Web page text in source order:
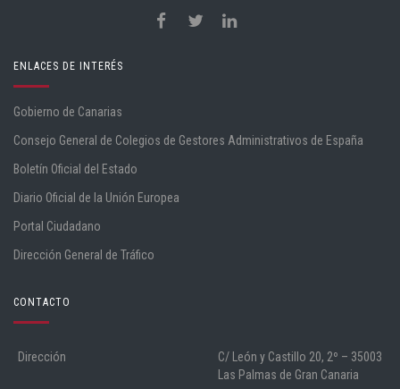
ENLACES DE INTERÉS
Gobierno de Canarias
Consejo General de Colegios de Gestores Administrativos de España
Boletín Oficial del Estado
Diario Oficial de la Unión Europea
Portal Ciudadano
Dirección General de Tráfico
CONTACTO
Dirección
C/ León y Castillo 20, 2º – 35003
Las Palmas de Gran Canaria